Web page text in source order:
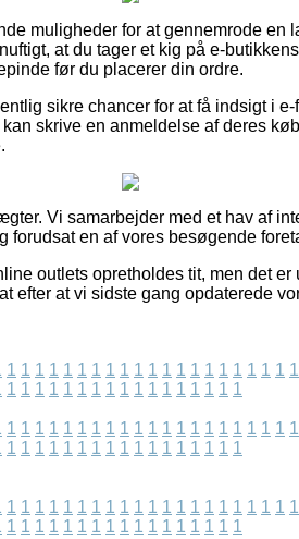
muligheder for at gennemrode
at du tager et kig på e-
før du placerer din ordre.
sikre chancer for at få indsigt i
skrive en anmeldelse af deres
Vi samarbejder med et hav af
forudsat en af vores besøgende
outlets opretholdes tit, men det
efter at vi sidste gang opdaterede
1 1 1 1 1 1 1 1 1 1 1 1 1 1 1 1 1 1 1 1 1
1 1 1 1 1 1 1 1 1 1 1 1 1 1 1 1 1
1 1 1 1 1 1 1 1 1 1 1 1 1 1 1 1 1 1 1 1 1
1 1 1 1 1 1 1 1 1 1 1 1 1 1 1 1 1
1 1 1 1 1 1 1 1 1 1 1 1 1 1 1 1 1 1 1 1 1
1 1 1 1 1 1 1 1 1 1 1 1 1 1 1 1 1